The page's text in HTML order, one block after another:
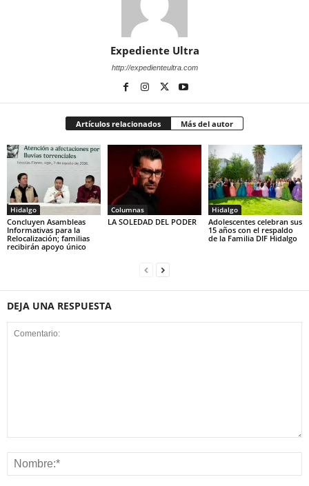
Expediente Ultra
http://expedienteultra.com
Artículos relacionados Más del autor
Hidalgo
Concluyen Asambleas
Informativas para la
Relocalización; familias
recibirán apoyo único
Columnas
LA SOLEDAD DEL PODER
Hidalgo
Adolescentes celebran sus
15 años con el respaldo
de la Familia DIF Hidalgo
DEJA UNA RESPUESTA